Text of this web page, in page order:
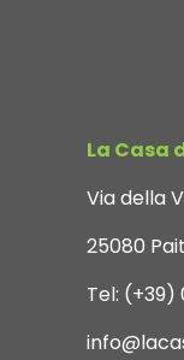
La Casa
Via della
25080
Tel: (+39)